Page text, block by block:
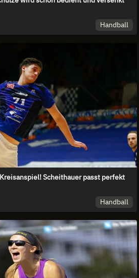
Handball
Scheithauer passt perfekt
Handball